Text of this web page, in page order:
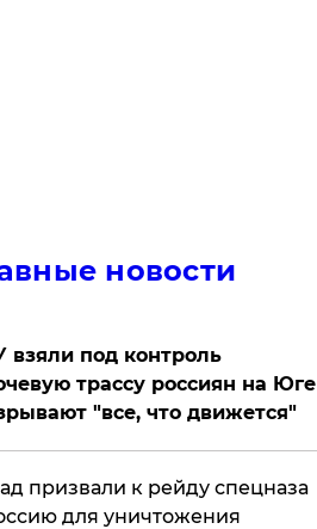
новости
взяли под контроль
трассу россиян на Юге
"все, что движется"
призвали к рейду спецназа
для уничтожения